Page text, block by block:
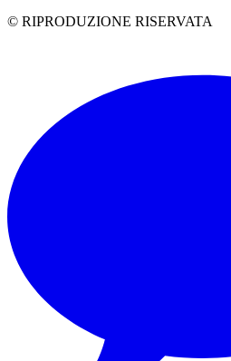
© RIPRODUZIONE RISERVATA